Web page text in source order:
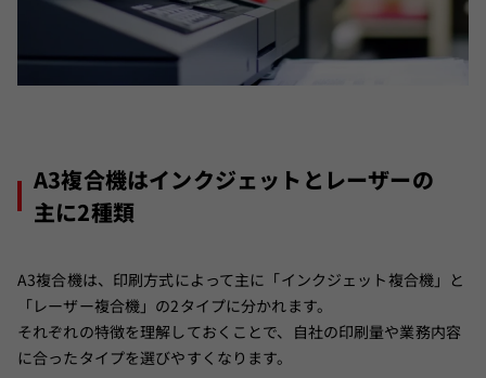
A3複合機はインクジェットとレーザーの
主に2種類
A3複合機は、印刷方式によって主に「インクジェット複合機」と
「レーザー複合機」の2タイプに分かれます。
それぞれの特徴を理解しておくことで、自社の印刷量や業務内容
に合ったタイプを選びやすくなります。